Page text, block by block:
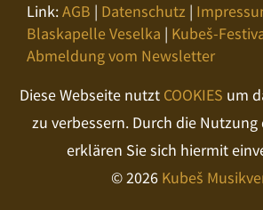
Link:AGB | Datenschutz |
Blaskapelle Veselka | Kubeš-
Abmeldung vom Newsletter
Diese Webseite nutzt COOKIES um
zu verbessern. Durch die Nutzung
erklären Sie sich hiermit
© 2026 Kubeš